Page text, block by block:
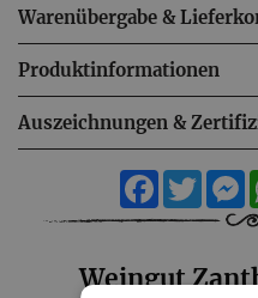
Warenübergabe &
Produktinformationen
Auszeichnungen &
Facebook
Weingut